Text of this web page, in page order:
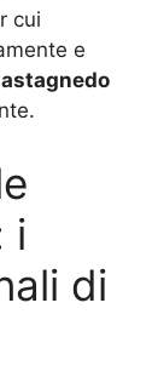
cui
e
i
di